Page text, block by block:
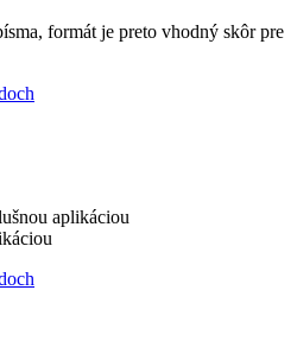
formát je preto vhodný skôr pre
aplikáciou